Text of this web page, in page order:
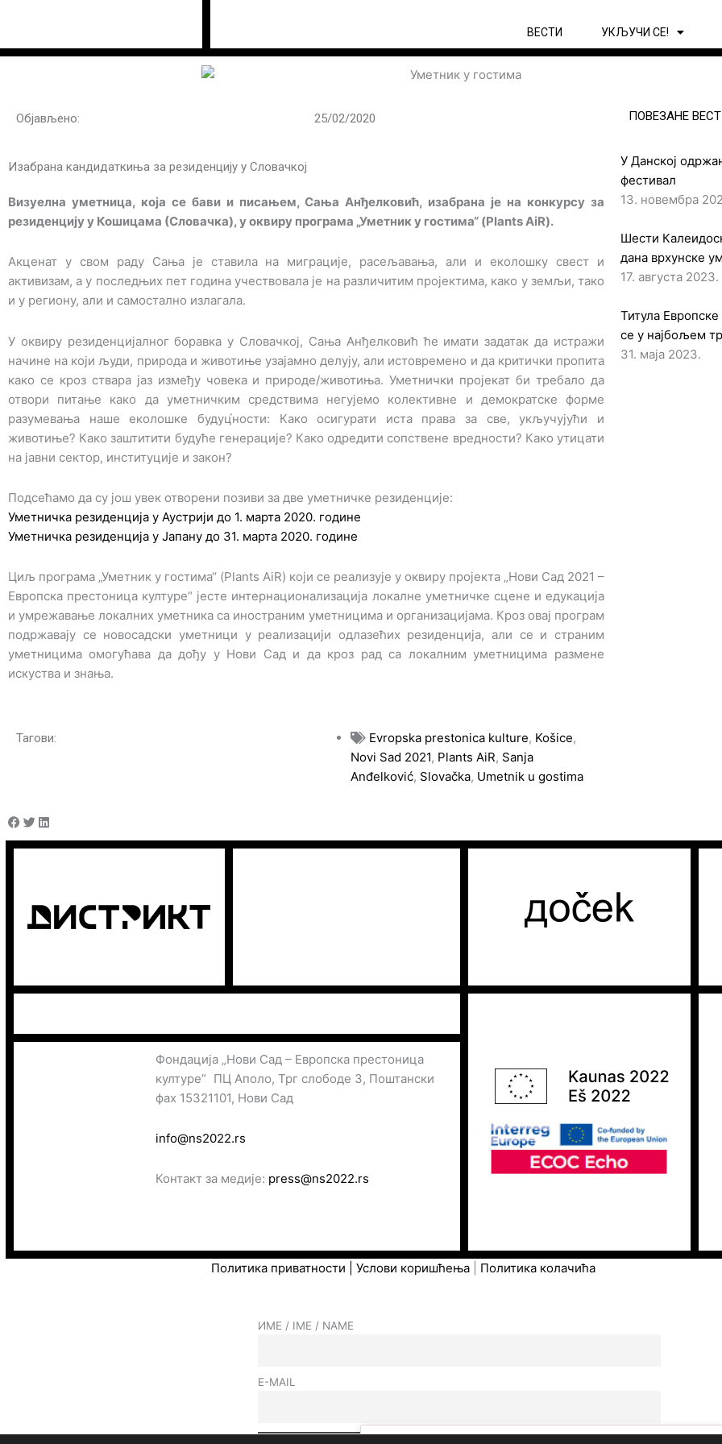
садржај
ВЕСТИ УКЉУЧИ СЕ!
Објављено: 25/02/2020
Изабрана кандидаткиња за резиденцију у Словачкој
Визуелна уметница, која се бави и писањем, Сања Анђелковић, изабрана је на конкурсу за
резиденцију у Кошицама (Словачка), у оквиру програма „Уметник у гостима“ (Plants AiR).
Акценат у свом раду Сања је ставила на миграције, расељавања, али и еколошку свест и
активизам, а у последњих пет година учествовала је на различитим пројектима, како у земљи, тако
и у региону, али и самостално излагала.
У оквиру резиденцијалног боравка у Словачкој, Сања Анђелковић ће имати задатак да истражи
начине на који људи, природа и животиње узајамно делују, али истовремено и да критички пропита
како се кроз ствара јаз између човека и природе/животиња. Уметнички пројекат би требало да
отвори питање како да уметничким средствима негујемо колективне и демократске форме
разумевања наше еколошке будуц́ности: Како осигурати иста права за све, укључујући и
животиње? Како заштитити будуће генерације? Како одредити сопствене вредности? Како утицати
на јавни сектор, институције и закон?
Подсећамо да су још увек отворени позиви за две уметничке резиденције:
Уметничка резиденција у Аустрији до 1. марта 2020. године
Уметничка резиденција у Јапану до 31. марта 2020. године
Циљ програма „Уметник у гостима“ (Plants AiR) који се реализује у оквиру пројекта „Нови Сад 2021 –
Европска престоница културе“ јесте интернационализација локалне уметничке сцене и едукација
и умрежавање локалних уметника са иностраним уметницима и организацијама. Кроз овај програм
подржавају се новосадски уметници у реализацији одлазећих резиденција, али се и страним
уметницима омогућава да дођу у Нови Сад и да кроз рад са локалним уметницима размене
искуства и знања.
Тагови: Evropska prestonica kulture, Košice,
Novi Sad 2021, Plants AiR, Sanja
Anđelković, Slovačka, Umetnik u gostima
ПОВЕЗАНЕ
У Данској
фестивал
13. новембра
Шести
дана врхунске
17. августа 2023.
Титула
се у најбољем
31. маја 2023.
Фондација „Нови Сад – Европска престоница
културе” ПЦ Аполо, Трг слободе 3, Поштански
фах 15321101, Нови Сад
info@ns2022.rs
Контакт за медије: press@ns2022.rs
Политика приватности Услови коришћења Политика колачића
ИМЕ / IME / NAME
E-MAIL